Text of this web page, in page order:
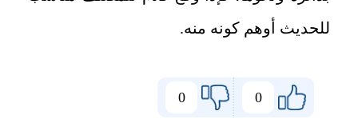
للحديث أوهم كونه منه.
0
0